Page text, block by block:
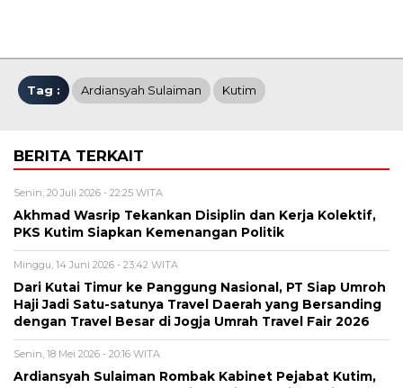
Tag : Ardiansyah Sulaiman Kutim
BERITA TERKAIT
Senin, 20 Juli 2026 - 22:25 WITA
Akhmad Wasrip Tekankan Disiplin dan Kerja Kolektif,
PKS Kutim Siapkan Kemenangan Politik
Minggu, 14 Juni 2026 - 23:42 WITA
Dari Kutai Timur ke Panggung Nasional, PT Siap Umroh
Haji Jadi Satu-satunya Travel Daerah yang Bersanding
dengan Travel Besar di Jogja Umrah Travel Fair 2026
Senin, 18 Mei 2026 - 20:16 WITA
Ardiansyah Sulaiman Rombak Kabinet Pejabat Kutim,